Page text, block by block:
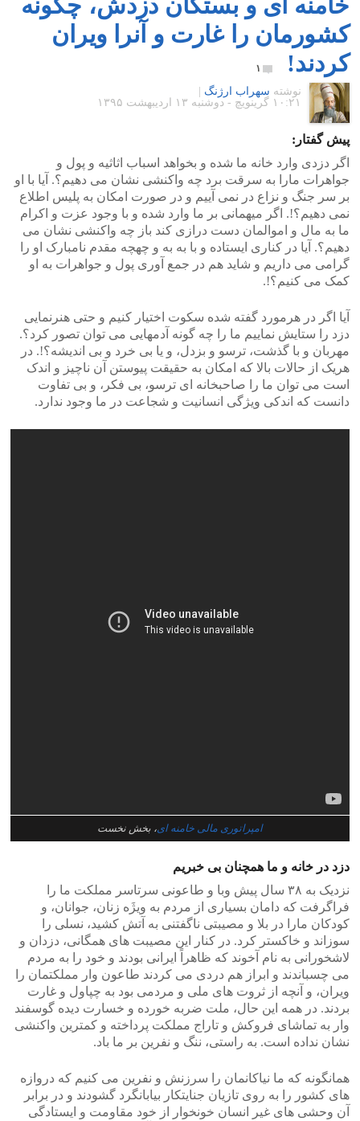
کشورمان را غارت و آنرا ویران
کردند!
۱
نوشته سهراب ارژنگ
۱۰:۲۱ گرينويچ - دوشنبه ۱۳ اردیبهشت ۱۳۹۵
پیش گفتار:
اگر دزدی وارد خانه ما شده و بخواهد اسباب اثاثیه و پول و
جواهرات مارا به سرقت برد چه واکنشی نشان می دهیم؟. آیا با او
بر سر جنگ و نزاع در نمی آییم و در صورت امکان به پلیس اطلاع
نمی دهیم؟!. اگر میهمانی بر ما وارد شده و با وجود عزت و اکرام
ما به مال و اموالمان دست درازی کند باز چه واکنشی نشان می
دهیم؟. آیا در کناری ایستاده و با به به و چهچه مقدم نامبارک او را
گرامی می داریم و شاید هم در جمع آوری پول و جواهرات به او
کمک می کنیم؟!.
آیا اگر در هرمورد گفته شده سکوت اختیار کنیم و حتی هنرنمایی
دزد را ستایش نماییم ما را چه گونه آدمهایی می توان تصور کرد؟.
مهربان و با گذشت، ترسو و بزدل، و یا بی خرد و بی اندیشه؟!. در
هریک از حالات بالا که امکان به حقیقت پیوستن آن ناچیز و اندک
است می توان ما را صاحبخانه ای ترسو، بی فکر، و بی تفاوت
دانست که اندکی ویژگی انسانیت و شجاعت در ما وجود ندارد.
امپراتوری مالی خامنه ای، بخش نخست
دزد در خانه و ما همچنان بی خبریم
نزدیک به ۳۸ سال پیش وبا و طاعونی سرتاسر مملکت ما را
فراگرفت که دامان بسیاری از مردم به ویژَه زنان، جوانان، و
کودکان مارا در بلا و مصیبتی ناگفتنی به آتش کشید، نسلی را
سوزاند و خاکستر کرد. در کنار این مصیبت های همگانی، دزدان و
لاشخورانی به نام آخوند که ظاهراً ایرانی بودند و خود را به مردم
می چسباندند و ابراز هم دردی می کردند طاعون وار مملکتمان را
ویران، و آنچه از ثروت های ملی و مردمی بود به چپاول و غارت
بردند. در همه این حال، ملت ضربه خورده و خسارت دیده گوسفند
وار به تماشای فروکش و تاراج مملکت پرداخته و کمترین واکنشی
نشان نداده است. به راستی، ننگ و نفرین بر ما باد.
همانگونه که ما نیاکانمان را سرزنش و نفرین می کنیم که دروازه
های کشور را به روی تازیان جنایتکار بیابانگرد گشودند و در برابر
آن وحشی های غیر انسان خونخوار از خود مقاومت و ایستادگی